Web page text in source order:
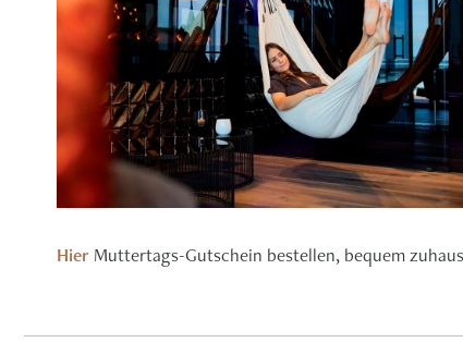
Hier Muttertags-Gutschein bestellen, bequem